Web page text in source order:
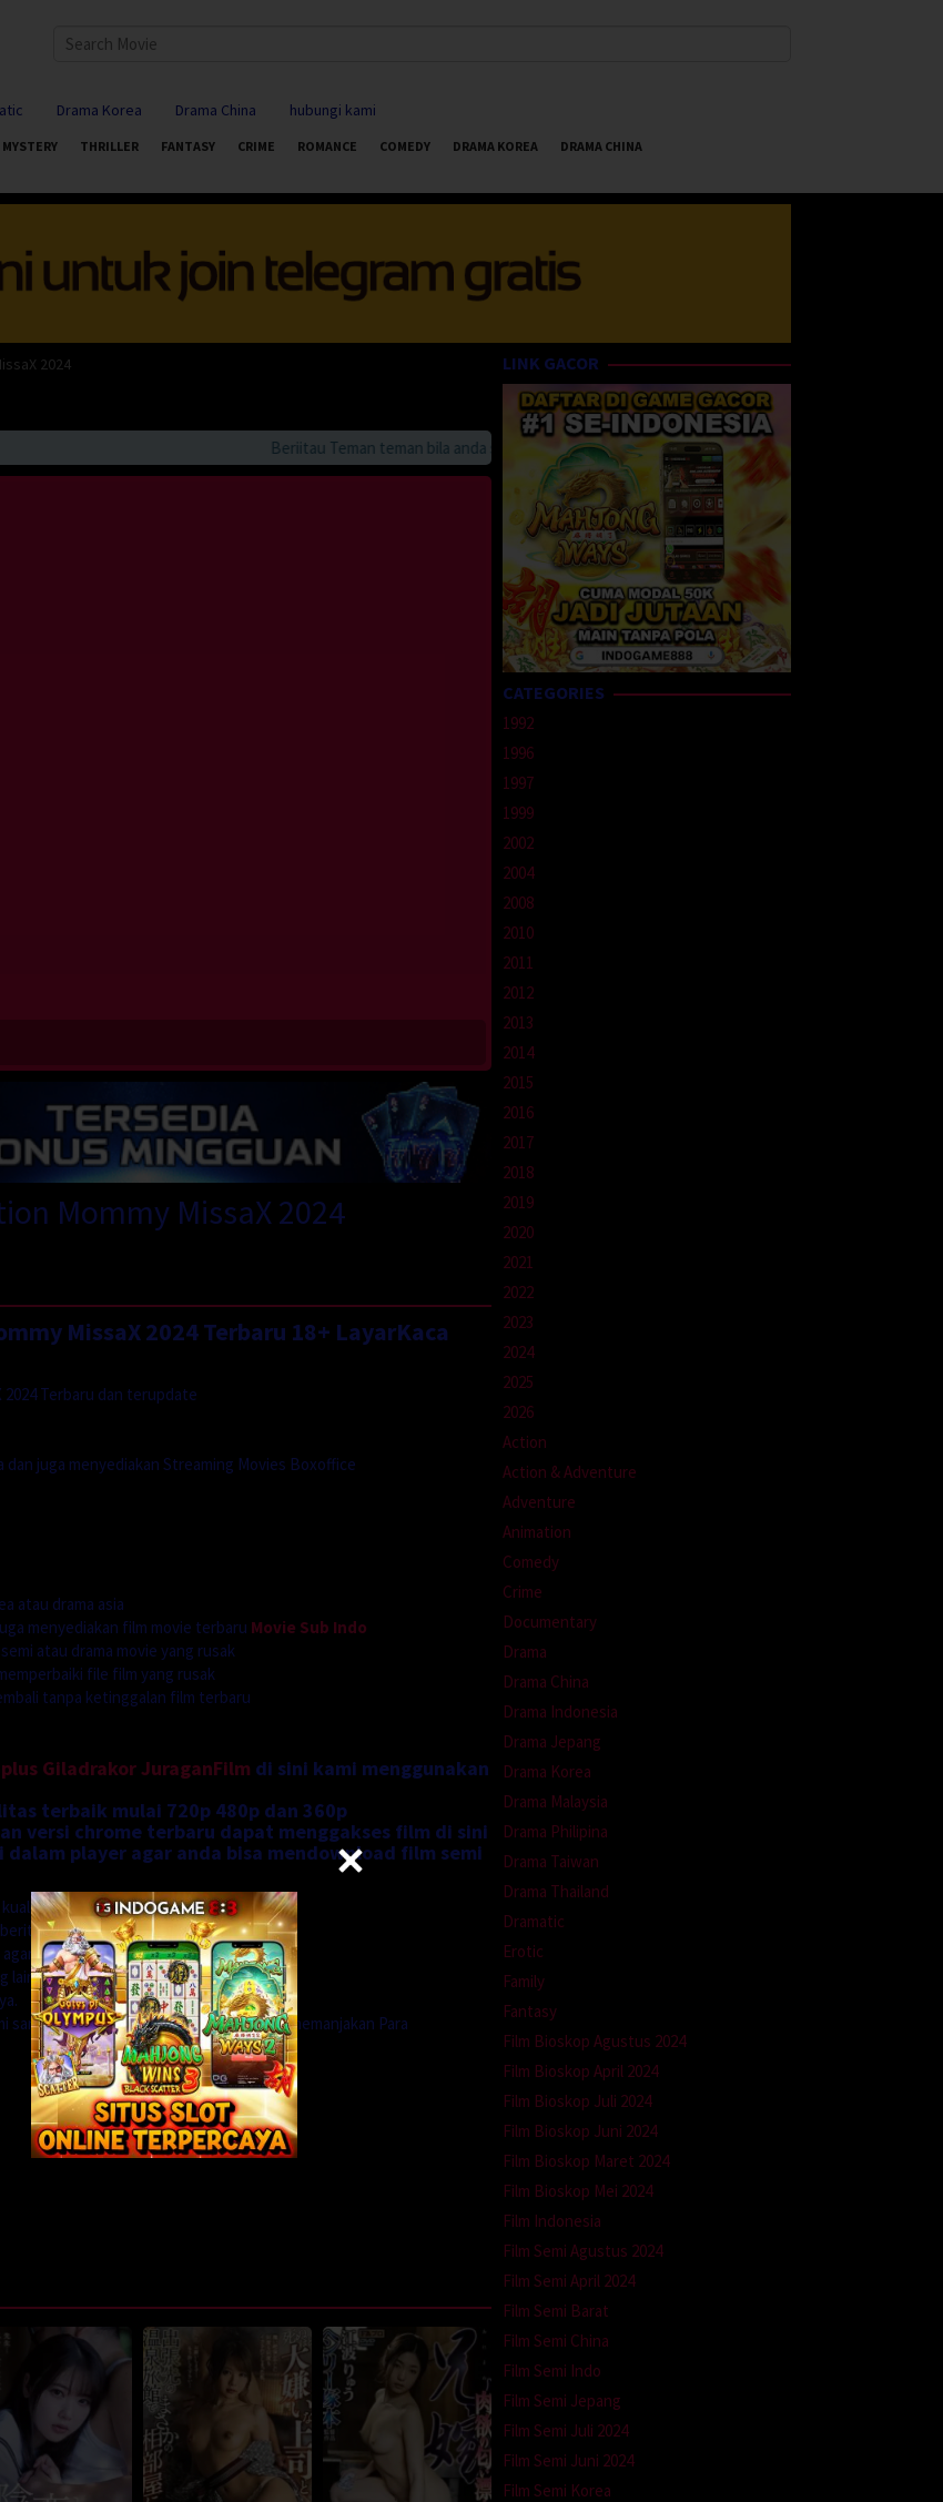
Drama Korea Drama China hubungi kami
MYSTERY THRILLER FANTASY CRIME ROMANCE COMEDY DRAMA KOREA
DRAMA CHINA
2024
Beriitau Teman teman bila anda suka HappyBet188 Streaming Online
Mommy MissaX 2024
MissaX 2024 Terbaru 18+ LayarKaca
2024 Terbaru dan terupdate
dan juga menyediakan Streaming Movies Boxoffice
atau drama asia
menyediakan film movie terbaru Movie Sub Indo
atau drama movie yang rusak
file film yang rusak
tanpa ketinggalan film terbaru
Giladrakor JuraganFilm di sini kami menggunakan
terbaik mulai 720p 480p dan 360p
versi chrome terbaru dapat menggakses film di sini
player agar anda bisa mendownload film semi
kepada
kami dapat
lain.
menerima agar koleksi kami lebih memanjakan Para
LINK GACOR
CATEGORIES
1992
1996
1997
1999
2002
2004
2008
2010
2011
2012
2013
2014
2015
2016
2017
2018
2019
2020
2021
2022
2023
2024
2025
2026
Action
Action & Adventure
Adventure
Animation
Comedy
Crime
Documentary
Drama
Drama China
Drama Indonesia
Drama Jepang
Drama Korea
Drama Malaysia
Drama Philipina
Drama Taiwan
Drama Thailand
Dramatic
Erotic
Family
Fantasy
Film Bioskop Agustus 2024
Film Bioskop April 2024
Film Bioskop Juli 2024
Film Bioskop Juni 2024
Film Bioskop Maret 2024
Film Bioskop Mei 2024
Film Indonesia
Film Semi Agustus 2024
Film Semi April 2024
Film Semi Barat
Film Semi China
Film Semi Indo
Film Semi Jepang
Film Semi Juli 2024
Film Semi Juni 2024
Film Semi Korea